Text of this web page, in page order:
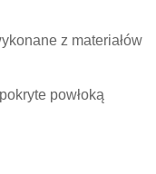
z materiałów
powłoką